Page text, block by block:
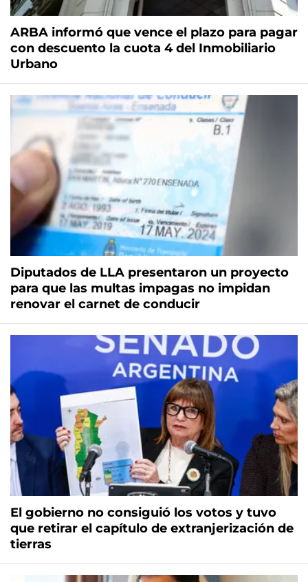
ARBA informó que vence el plazo para pagar
con descuento la cuota 4 del Inmobiliario
Urbano
Diputados de LLA presentaron un proyecto
para que las multas impagas no impidan
renovar el carnet de conducir
El gobierno no consiguió los votos y tuvo
que retirar el capítulo de extranjerización de
tierras